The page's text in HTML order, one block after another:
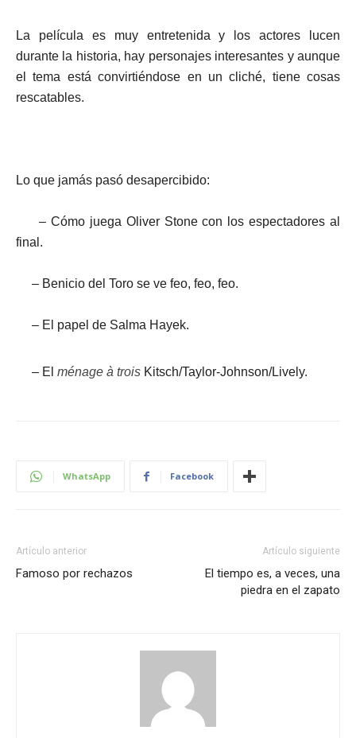
La película es muy entretenida y los actores lucen
durante la historia, hay personajes interesantes y aunque
el tema está convirtiéndose en un cliché, tiene cosas
rescatables.
Lo que jamás pasó desapercibido:
– Cómo juega Oliver Stone con los espectadores al
final.
– Benicio del Toro se ve feo, feo, feo.
– El papel de Salma Hayek.
– El ménage à trois Kitsch/Taylor-Johnson/Lively.
WhatsApp Facebook
Artículo anterior
Famoso por rechazos
Artículo siguiente
El tiempo es, a veces, una
piedra en el zapato